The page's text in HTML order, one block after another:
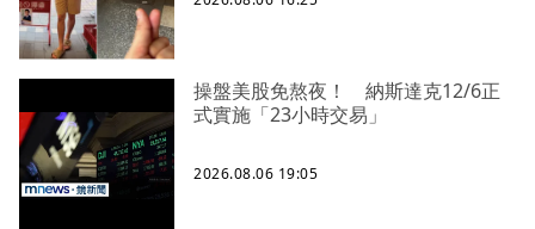
操盤美股免熬夜！ 納斯達克12/6正
式實施「23小時交易」
2026.08.06 19:05